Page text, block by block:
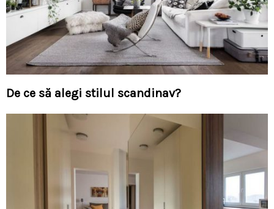
De ce să alegi stilul scandinav?